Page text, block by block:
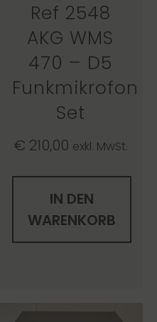
Ref 2548
AKG WMS
470 – D5
Funkmikrofon
Set
€ 210,00 exkl. MwSt.
IN DEN
WARENKORB